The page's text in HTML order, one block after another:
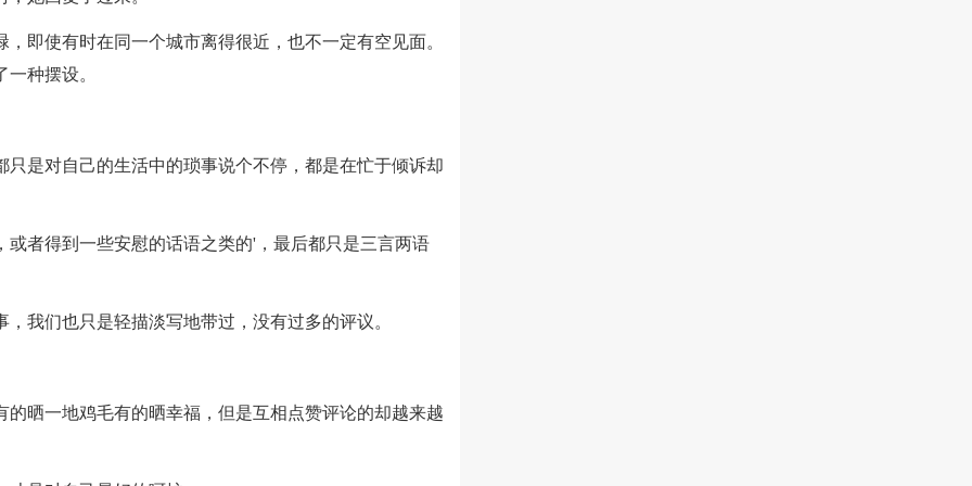
使有时在同一个城市离得很近，也不一定有空见面。
种摆设。
对自己的生活中的琐事说个不停，都是在忙于倾诉却
得到一些安慰的话语之类的'，最后都只是三言两语
们也只是轻描淡写地带过，没有过多的评议。
一地鸡毛有的晒幸福，但是互相点赞评论的却越来越